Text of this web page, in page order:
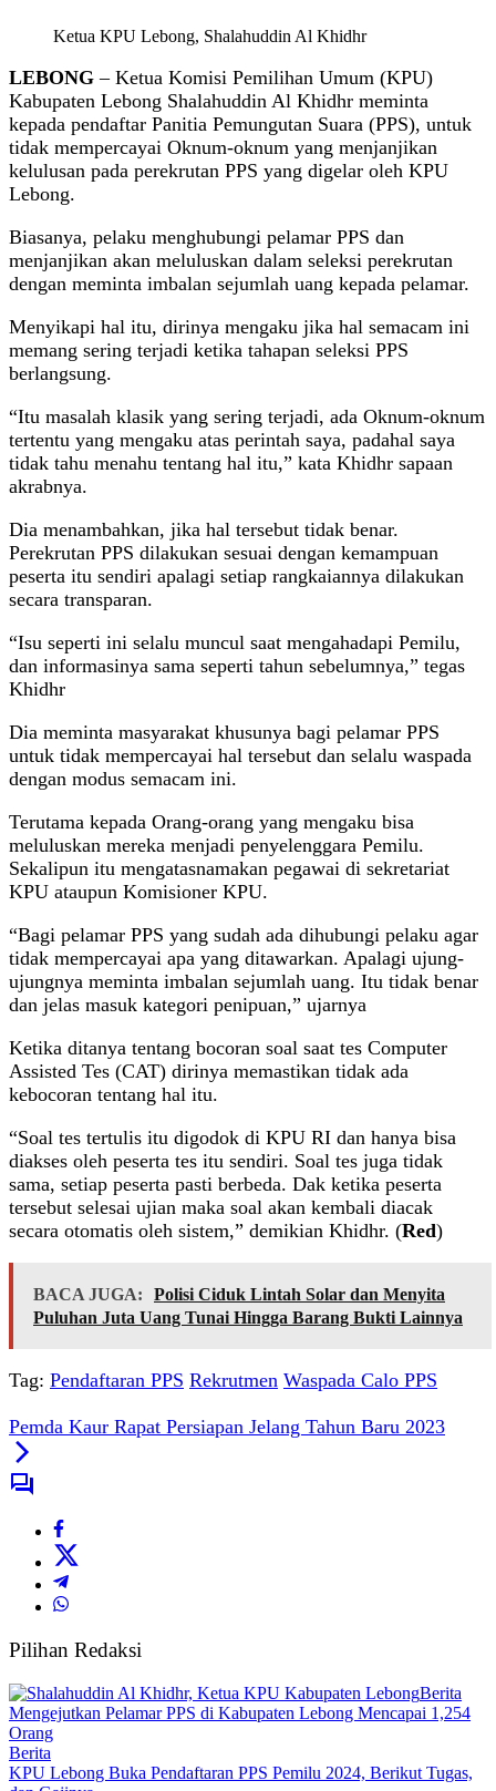
Ketua KPU Lebong, Shalahuddin Al Khidhr
LEBONG – Ketua Komisi Pemilihan Umum (KPU)
Kabupaten Lebong Shalahuddin Al Khidhr meminta
kepada pendaftar Panitia Pemungutan Suara (PPS), untuk
tidak mempercayai Oknum-oknum yang menjanjikan
kelulusan pada perekrutan PPS yang digelar oleh KPU
Lebong.
Biasanya, pelaku menghubungi pelamar PPS dan
menjanjikan akan meluluskan dalam seleksi perekrutan
dengan meminta imbalan sejumlah uang kepada pelamar.
Menyikapi hal itu, dirinya mengaku jika hal semacam ini
memang sering terjadi ketika tahapan seleksi PPS
berlangsung.
“Itu masalah klasik yang sering terjadi, ada Oknum-oknum
tertentu yang mengaku atas perintah saya, padahal saya
tidak tahu menahu tentang hal itu,” kata Khidhr sapaan
akrabnya.
Dia menambahkan, jika hal tersebut tidak benar.
Perekrutan PPS dilakukan sesuai dengan kemampuan
peserta itu sendiri apalagi setiap rangkaiannya dilakukan
secara transparan.
“Isu seperti ini selalu muncul saat mengahadapi Pemilu,
dan informasinya sama seperti tahun sebelumnya,” tegas
Khidhr
Dia meminta masyarakat khusunya bagi pelamar PPS
untuk tidak mempercayai hal tersebut dan selalu waspada
dengan modus semacam ini.
Terutama kepada Orang-orang yang mengaku bisa
meluluskan mereka menjadi penyelenggara Pemilu.
Sekalipun itu mengatasnamakan pegawai di sekretariat
KPU ataupun Komisioner KPU.
“Bagi pelamar PPS yang sudah ada dihubungi pelaku agar
tidak mempercayai apa yang ditawarkan. Apalagi ujung-
ujungnya meminta imbalan sejumlah uang. Itu tidak benar
dan jelas masuk kategori penipuan,” ujarnya
Ketika ditanya tentang bocoran soal saat tes Computer
Assisted Tes (CAT) dirinya memastikan tidak ada
kebocoran tentang hal itu.
“Soal tes tertulis itu digodok di KPU RI dan hanya bisa
diakses oleh peserta tes itu sendiri. Soal tes juga tidak
sama, setiap peserta pasti berbeda. Dak ketika peserta
tersebut selesai ujian maka soal akan kembali diacak
secara otomatis oleh sistem,” demikian Khidhr. (Red)
BACA JUGA:
Polisi Ciduk Lintah Solar dan Menyita
Puluhan Juta Uang Tunai Hingga Barang Bukti Lainnya
Tag: Pendaftaran PPS Rekrutmen Waspada Calo PPS
Pemda Kaur Rapat Persiapan Jelang Tahun Baru 2023
Pilihan Redaksi
Berita
Mengejutkan Pelamar PPS di Kabupaten Lebong Mencapai 1,254
Orang
Berita
KPU Lebong Buka Pendaftaran PPS Pemilu 2024, Berikut Tugas,